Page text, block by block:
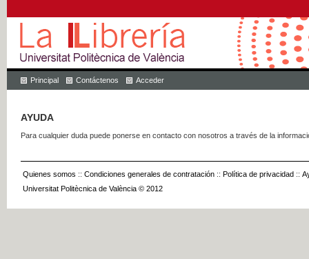
Principal Contáctenos Acceder
AYUDA
Para cualquier duda puede ponerse en contacto con nosotros a través de la
Quienes somos :: Condiciones generales de contratación :: Política de privacidad ::
Universitat Politècnica de València © 2012